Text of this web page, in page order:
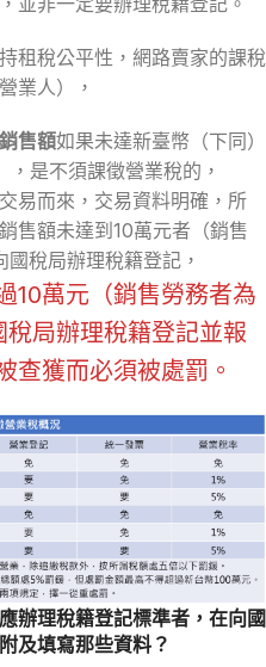
租稅公平性，網路賣家的課稅
業人），
銷售額如果未達新臺幣（下同）
是不須課徵營業稅的，
易而來，交易資料明確，所
售額未達到10萬元者（銷售
稅局辦理稅籍登記，
10萬元（銷售勞務者為
局辦理稅籍登記並報
查獲而必須被處罰。
辦理稅籍登記標準者，在向國
及填寫那些資料？